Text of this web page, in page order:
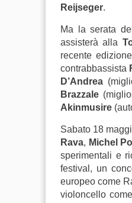
Reijseger.
Ma la serata
assisterà alla
recente
contrabbassista
D’Andrea
Brazzale
Akinmusire
Sabato 18
Rava, Michel
sperimentali e
festival, un
europeo come
violoncello